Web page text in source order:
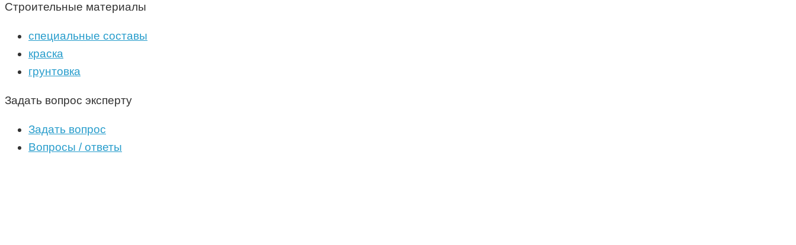
Строительные материалы
специальные составы
краска
грунтовка
Задать вопрос эксперту
Задать вопрос
Вопросы / ответы